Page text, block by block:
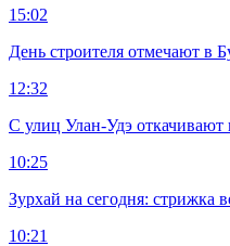
15:02
День строителя отмечают в
12:32
С улиц Улан-Удэ откачивают
10:25
Зурхай на сегодня: стрижка
10:21